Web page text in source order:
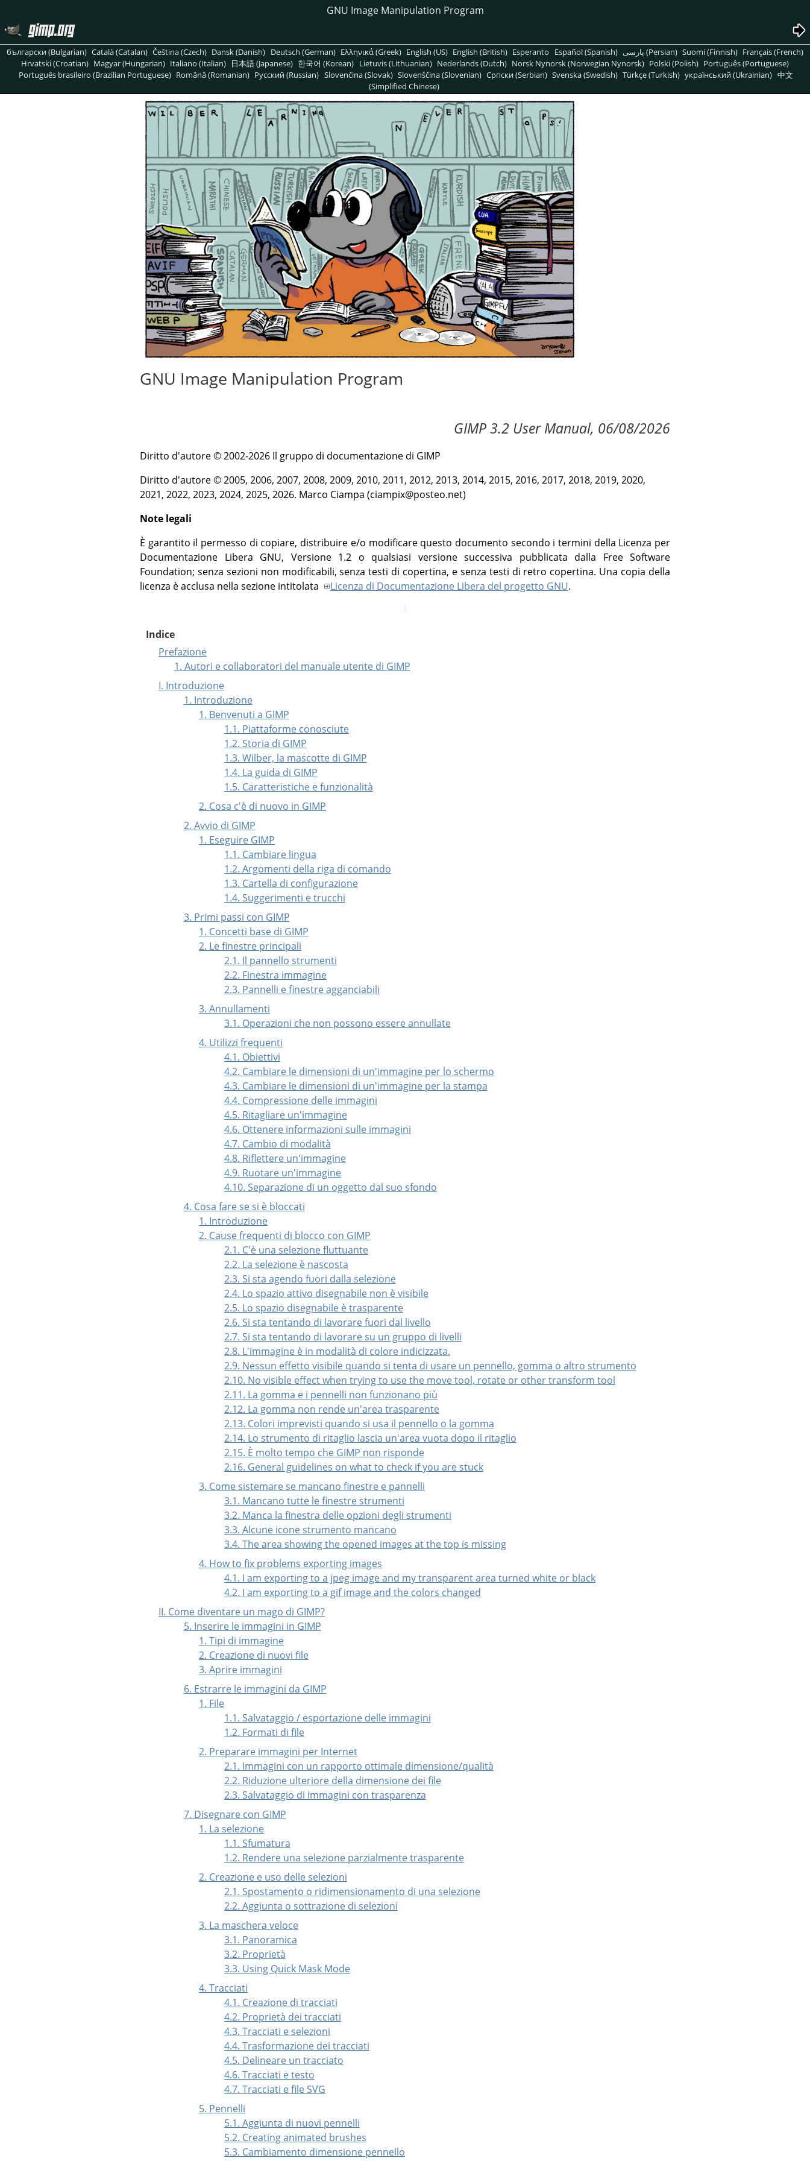
GNU Image Manipulation Program
български (Bulgarian) Català (Catalan) Čeština (Czech) Dansk (Danish) Deutsch (German) Ελληνικά (Greek) English (US) English (British) Esperanto Español (Spanish) پارسی (Persian) Suomi (Finnish) Français (French)
Hrvatski (Croatian) Magyar (Hungarian) Italiano (Italian) 日本語 (Japanese) 한국어 (Korean) Lietuvis (Lithuanian) Nederlands (Dutch) Norsk Nynorsk (Norwegian Nynorsk) Polski (Polish) Português (Portuguese)
Português brasileiro (Brazilian Portuguese) Română (Romanian) Pусский (Russian) Slovenčina (Slovak) Slovenščina (Slovenian) Српски (Serbian) Svenska (Swedish) Türkçe (Turkish) український (Ukrainian) 中文
(Simplified Chinese)
GNU Image Manipulation Program
GIMP 3.2 User Manual, 06/08/2026
Diritto d'autore © 2002-2026 Il gruppo di documentazione di GIMP
Diritto d'autore © 2005, 2006, 2007, 2008, 2009, 2010, 2011, 2012, 2013, 2014, 2015, 2016, 2017, 2018, 2019, 2020,
2021, 2022, 2023, 2024, 2025, 2026. Marco Ciampa (ciampix@posteo.net)
Note legali
È garantito il permesso di copiare, distribuire e/o modificare questo documento secondo i termini della Licenza per
Documentazione Libera GNU, Versione 1.2 o qualsiasi versione successiva pubblicata dalla Free Software
Foundation; senza sezioni non modificabili, senza testi di copertina, e senza testi di retro copertina. Una copia della
licenza è acclusa nella sezione intitolata
Licenza di Documentazione Libera del progetto GNU.
Indice
Prefazione
1. Autori e collaboratori del manuale utente di GIMP
I. Introduzione
1. Introduzione
1. Benvenuti a GIMP
1.1. Piattaforme conosciute
1.2. Storia di GIMP
1.3. Wilber, la mascotte di GIMP
1.4. La guida di GIMP
1.5. Caratteristiche e funzionalità
2. Cosa c'è di nuovo in GIMP
2. Avvio di GIMP
1. Eseguire GIMP
1.1. Cambiare lingua
1.2. Argomenti della riga di comando
1.3. Cartella di configurazione
1.4. Suggerimenti e trucchi
3. Primi passi con GIMP
1. Concetti base di GIMP
2. Le finestre principali
2.1. Il pannello strumenti
2.2. Finestra immagine
2.3. Pannelli e finestre agganciabili
3. Annullamenti
3.1. Operazioni che non possono essere annullate
4. Utilizzi frequenti
4.1. Obiettivi
4.2. Cambiare le dimensioni di un'immagine per lo schermo
4.3. Cambiare le dimensioni di un'immagine per la stampa
4.4. Compressione delle immagini
4.5. Ritagliare un'immagine
4.6. Ottenere informazioni sulle immagini
4.7. Cambio di modalità
4.8. Riflettere un'immagine
4.9. Ruotare un'immagine
4.10. Separazione di un oggetto dal suo sfondo
4. Cosa fare se si è bloccati
1. Introduzione
2. Cause frequenti di blocco con GIMP
2.1. C'è una selezione fluttuante
2.2. La selezione è nascosta
2.3. Si sta agendo fuori dalla selezione
2.4. Lo spazio attivo disegnabile non è visibile
2.5. Lo spazio disegnabile è trasparente
2.6. Si sta tentando di lavorare fuori dal livello
2.7. Si sta tentando di lavorare su un gruppo di livelli
2.8. L'immagine è in modalità di colore indicizzata.
2.9. Nessun effetto visibile quando si tenta di usare un pennello, gomma o altro strumento
2.10. No visible effect when trying to use the move tool, rotate or other transform tool
2.11. La gomma e i pennelli non funzionano più
2.12. La gomma non rende un'area trasparente
2.13. Colori imprevisti quando si usa il pennello o la gomma
2.14. Lo strumento di ritaglio lascia un'area vuota dopo il ritaglio
2.15. È molto tempo che GIMP non risponde
2.16. General guidelines on what to check if you are stuck
3. Come sistemare se mancano finestre e pannelli
3.1. Mancano tutte le finestre strumenti
3.2. Manca la finestra delle opzioni degli strumenti
3.3. Alcune icone strumento mancano
3.4. The area showing the opened images at the top is missing
4. How to fix problems exporting images
4.1. I am exporting to a jpeg image and my transparent area turned white or black
4.2. I am exporting to a gif image and the colors changed
II. Come diventare un mago di GIMP?
5. Inserire le immagini in GIMP
1. Tipi di immagine
2. Creazione di nuovi file
3. Aprire immagini
6. Estrarre le immagini da GIMP
1. File
1.1. Salvataggio / esportazione delle immagini
1.2. Formati di file
2. Preparare immagini per Internet
2.1. Immagini con un rapporto ottimale dimensione/qualità
2.2. Riduzione ulteriore della dimensione dei file
2.3. Salvataggio di immagini con trasparenza
7. Disegnare con GIMP
1. La selezione
1.1. Sfumatura
1.2. Rendere una selezione parzialmente trasparente
2. Creazione e uso delle selezioni
2.1. Spostamento o ridimensionamento di una selezione
2.2. Aggiunta o sottrazione di selezioni
3. La maschera veloce
3.1. Panoramica
3.2. Proprietà
3.3. Using Quick Mask Mode
4.Tracciati
4.1. Creazione di tracciati
4.2. Proprietà dei tracciati
4.3. Tracciati e selezioni
4.4. Trasformazione dei tracciati
4.5. Delineare un tracciato
4.6. Tracciati e testo
4.7. Tracciati e fileSVG
5. Pennelli
5.1. Aggiunta di nuovi pennelli
5.2. Creating animated brushes
5.3. Cambiamento dimensione pennello